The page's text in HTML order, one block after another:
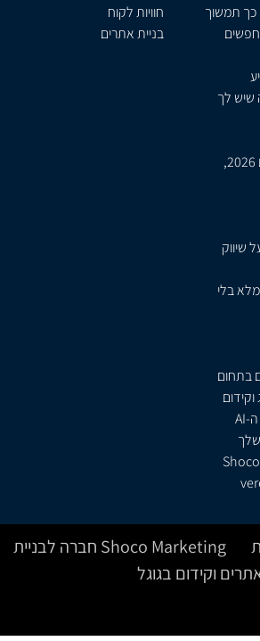
כך תמשוך
לך
מחירון בניית אתרים 2026,
שיווק
בלי
בתחום
בניית אתרים בעידן ה-AI
חוויות לקוח
בניית אתרים
© כל הזכויות שמורות Shoco Marketing חברה לבניית
וקידום בגוגל